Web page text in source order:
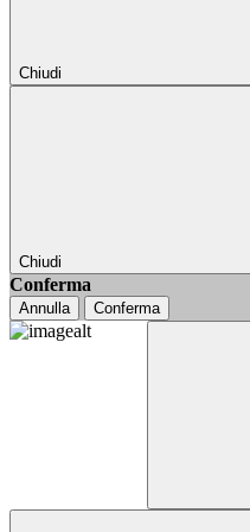
Chiudi
Chiudi
Conferma
Annulla Conferma